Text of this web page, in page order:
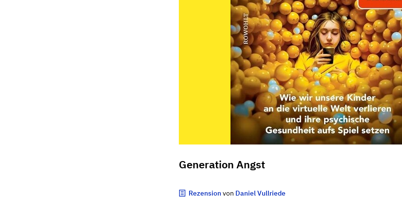
Generation Angst
Rezensionvon Daniel Vullriede